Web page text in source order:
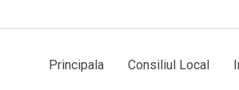
Principala Consiliul Local